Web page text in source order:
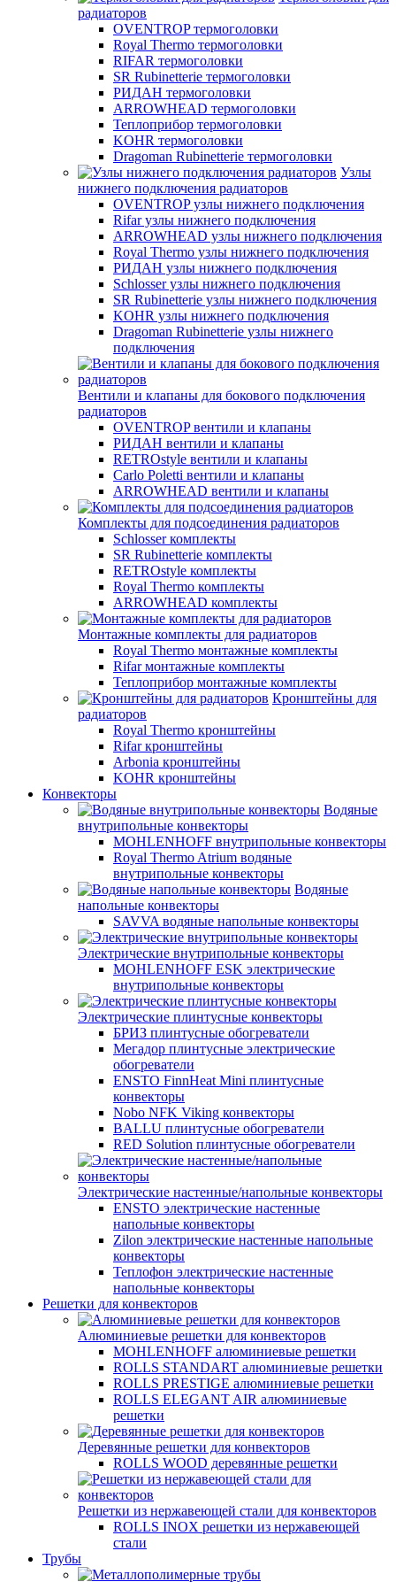
радиаторов
OVENTROP термоголовки
Royal Thermo термоголовки
RIFAR термоголовки
SR Rubinetterie термоголовки
РИДАН термоголовки
ARROWHEAD термоголовки
Теплоприбор термоголовки
KOHR термоголовки
Dragoman Rubinetterie термоголовки
Узлы
нижнего подключения радиаторов
OVENTROP узлы нижнего подключения
Rifar узлы нижнего подключения
ARROWHEAD узлы нижнего подключения
Royal Thermo узлы нижнего подключения
РИДАН узлы нижнего подключения
Schlosser узлы нижнего подключения
SR Rubinetterie узлы нижнего подключения
KOHR узлы нижнего подключения
Dragoman Rubinetterie узлы нижнего
подключения
Вентили и клапаны для бокового подключения
радиаторов
OVENTROP вентили и клапаны
РИДАН вентили и клапаны
RETROstyle вентили и клапаны
Carlo Poletti вентили и клапаны
ARROWHEAD вентили и клапаны
Комплекты для подсоединения радиаторов
Schlosser комплекты
SR Rubinetterie комплекты
RETROstyle комплекты
Royal Thermo комплекты
ARROWHEAD комплекты
Монтажные комплекты для радиаторов
Royal Thermo монтажные комплекты
Rifar монтажные комплекты
Теплоприбор монтажные комплекты
Кронштейны для
радиаторов
Royal Thermo кронштейны
Rifar кронштейны
Arbonia кронштейны
KOHR кронштейны
Конвекторы
Водяные
внутрипольные конвекторы
MOHLENHOFF внутрипольные конвекторы
Royal Thermo Atrium водяные
внутрипольные конвекторы
Водяные
напольные конвекторы
SAVVA водяные напольные конвекторы
Электрические внутрипольные конвекторы
MOHLENHOFF ESK электрические
внутрипольные конвекторы
Электрические плинтусные конвекторы
БРИЗ плинтусные обогреватели
Мегадор плинтусные электрические
обогреватели
ENSTO FinnHeat Mini плинтусные
конвекторы
Nobo NFK Viking конвекторы
BALLU плинтусные обогреватели
RED Solution плинтусные обогреватели
Электрические настенные/напольные конвекторы
ENSTO электрические настенные
напольные конвекторы
Zilon электрические настенные напольные
конвекторы
Теплофон электрические настенные
напольные конвекторы
Решетки для конвекторов
Алюминиевые решетки для конвекторов
MOHLENHOFF алюминиевые решетки
ROLLS STANDART алюминиевые решетки
ROLLS PRESTIGE алюминиевые решетки
ROLLS ELEGANT AIR алюминиевые
решетки
Деревянные решетки для конвекторов
ROLLS WOOD деревянные решетки
Решетки из нержавеющей стали для конвекторов
ROLLS INOX решетки из нержавеющей
стали
Трубы